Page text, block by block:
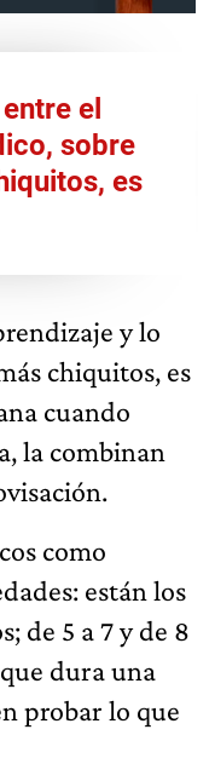
el
sobre
es
y lo
chiquitos, es
cuando
la combinan
como
están los
de 5 a 7 y de 8
dura una
probar lo que